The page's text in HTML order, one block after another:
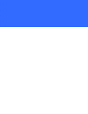
Кейсы